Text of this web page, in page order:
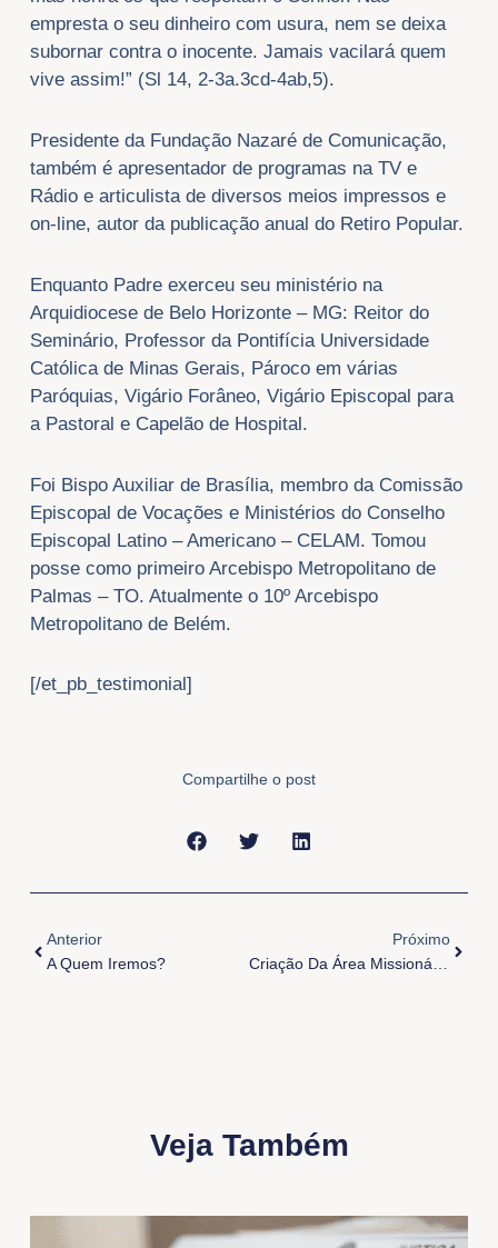
empresta o seu dinheiro com usura, nem se deixa
subornar contra o inocente. Jamais vacilará quem
vive assim!” (Sl 14, 2-3a.3cd-4ab,5).
Presidente da Fundação Nazaré de Comunicação,
também é apresentador de programas na TV e
Rádio e articulista de diversos meios impressos e
on-line, autor da publicação anual do Retiro Popular.
Enquanto Padre exerceu seu ministério na
Arquidiocese de Belo Horizonte – MG: Reitor do
Seminário, Professor da Pontifícia Universidade
Católica de Minas Gerais, Pároco em várias
Paróquias, Vigário Forâneo, Vigário Episcopal para
a Pastoral e Capelão de Hospital.
Foi Bispo Auxiliar de Brasília, membro da Comissão
Episcopal de Vocações e Ministérios do Conselho
Episcopal Latino – Americano – CELAM. Tomou
posse como primeiro Arcebispo Metropolitano de
Palmas – TO. Atualmente o 10º Arcebispo
Metropolitano de Belém.
[/et_pb_testimonial]
Compartilhe o post
Anterior
A Quem Iremos?
Próximo
Criação Da Área Missionária Divino Espírito Santo
Veja Também